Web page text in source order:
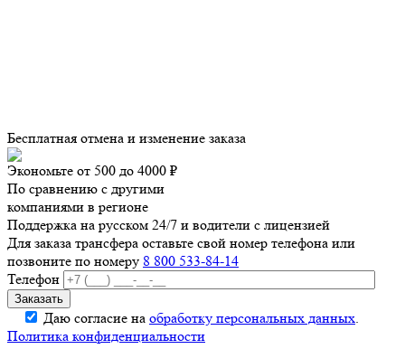
Бесплатная отмена и изменение заказа
Экономьте от 500 до 4000 ₽
По сравнению с другими
компаниями в регионе
Поддержка на русском 24/7 и водители с лицензией
Для заказа трансфера оставьте свой номер телефона или
позвоните по номеру 8 800 533-84-14
Телефон
Даю согласие на обработку персональных данных.
Политика конфиденциальности